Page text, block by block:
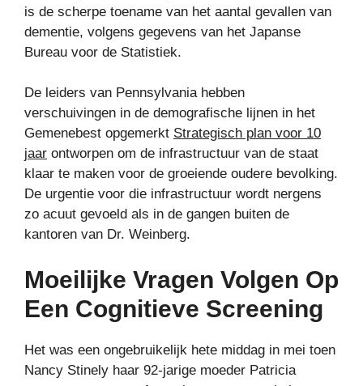
is de scherpe toename van het aantal gevallen van
dementie, volgens gegevens van het Japanse
Bureau voor de Statistiek.
De leiders van Pennsylvania hebben
verschuivingen in de demografische lijnen in het
Gemenebest opgemerkt Strategisch plan voor 10
jaar ontworpen om de infrastructuur van de staat
klaar te maken voor de groeiende oudere bevolking.
De urgentie voor die infrastructuur wordt nergens
zo acuut gevoeld als in de gangen buiten de
kantoren van Dr. Weinberg.
Moeilijke Vragen Volgen Op
Een Cognitieve Screening
Het was een ongebruikelijk hete middag in mei toen
Nancy Stinely haar 92-jarige moeder Patricia